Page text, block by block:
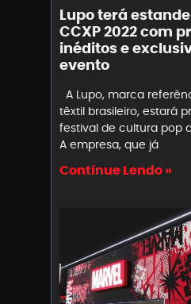
Lupo terá
CCXP 2022 com
inéditos e
evento
A Lupo, marca
têxtil brasileiro, estará
festival de cultura pop
A empresa, que já
Continue Lendo »